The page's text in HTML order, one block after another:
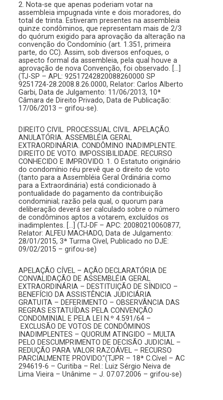
2. Nota-se que apenas poderiam votar na
assembleia impugnada vinte e dois moradores, do
total de trinta. Estiveram presentes na assembleia
quinze condôminos, que representam mais de 2/3
do quórum exigido para aprovação da alteração na
convenção do Condomínio (art. 1.351, primeira
parte, do CC). Assim, sob diversos enfoques, o
aspecto formal da assembleia, pela qual houve a
aprovação de nova Convenção, foi observado. […]
(TJ-SP – APL: 92517242820088260000 SP
9251724-28.2008.8.26.0000, Relator: Carlos Alberto
Garbi, Data de Julgamento: 11/06/2013, 10ª
Câmara de Direito Privado, Data de Publicação:
17/06/2013 – grifou-se).
DIREITO CIVIL. PROCESSUAL CIVIL. APELAÇÃO.
ANULATÓRIA. ASSEMBLÉIA GERAL
EXTRAORDINÁRIA. CONDÔMINO INADIMPLENTE.
DIREITO DE VOTO. IMPOSSIBILIDADE. RECURSO
CONHECIDO E IMPROVIDO. 1. O Estatuto originário
do condomínio réu prevê que o direito de voto
(tanto para a Assembléia Geral Ordinária como
para a Extraordinária) está condicionado à
pontualidade do pagamento da contribuição
condominial; razão pela qual, o quorum para
deliberação deverá ser calculado sobre o número
de condôminos aptos a votarem, excluídos os
inadimplentes. […] (TJ-DF – APC: 20080210060877,
Relator: ALFEU MACHADO, Data de Julgamento:
28/01/2015, 3ª Turma Cível, Publicado no DJE:
09/02/2015 – grifou-se)
APELAÇÃO CÍVEL – AÇÃO DECLARATÓRIA DE
CONVALIDAÇÃO DE ASSEMBLÉIA GERAL
EXTRAORDINÁRIA – DESTITUIÇÃO DE SÍNDICO –
BENEFÍCIO DA ASSISTÊNCIA JUDICIÁRIA
GRATUITA – DEFERIMENTO – OBSERVÂNCIA DAS
REGRAS ESTATUÍDAS PELA CONVENÇÃO
CONDOMINIAL E PELA LEI N.º 4.591/64 –
EXCLUSÃO DE VOTOS DE CONDÔMINOS
INADIMPLENTES – QUORUM ATINGIDO – MULTA
PELO DESCUMPRIMENTO DE DECISÃO JUDICIAL –
REDUÇÃO PARA VALOR RAZOÁVEL – RECURSO
PARCIALMENTE PROVIDO.”(TJPR – 18ª C.Cível – AC
294619-6 – Curitiba – Rel.: Luiz Sérgio Neiva de
Lima Vieira – Unânime – J. 07.07.2006 – grifou-se)